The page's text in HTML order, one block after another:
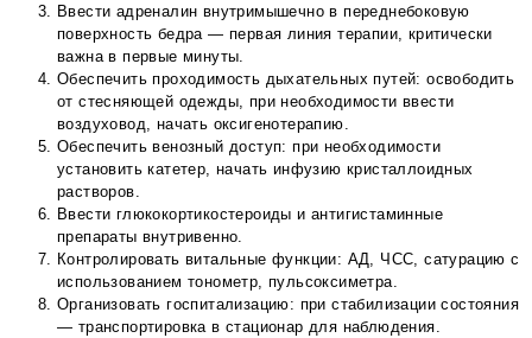
Ввести адреналин внутримышечно в переднебоковую
поверхность бедра — первая линия терапии, критически
важна в первые минуты.
Обеспечить проходимость дыхательных путей: освободить
от стесняющей одежды, при необходимости ввести
воздуховод, начать оксигенотерапию.
Обеспечить венозный доступ: при необходимости
установить катетер, начать инфузию кристаллоидных
растворов.
Ввести глюкокортикостероиды и антигистаминные
препараты внутривенно.
Контролировать витальные функции: АД, ЧСС, сатурацию с
использованием тонометр, пульсоксиметра.
Организовать госпитализацию: при стабилизации состояния
— транспортировка в стационар для наблюдения.